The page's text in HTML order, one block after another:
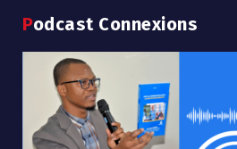
Podcast Connexions